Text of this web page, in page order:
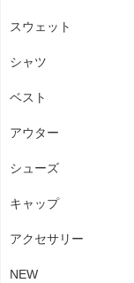
スウェット
シャツ
ベスト
アウター
シューズ
キャップ
アクセサリー
NEW